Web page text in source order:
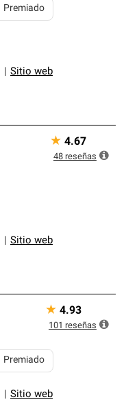
Sitio web
Premiado
Sitio web
★ 4.67
48 reseñas
Sitio web
Premiado
★ 4.93
101 reseñas